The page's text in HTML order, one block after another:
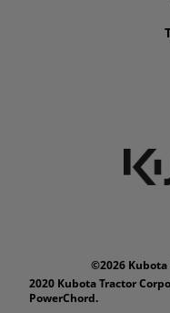
©2026 Kubota
2020 Kubota Tractor
PowerChord.